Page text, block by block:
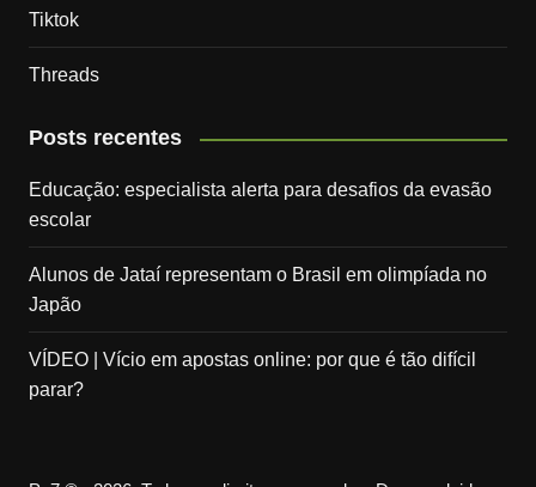
Tiktok
Threads
Posts recentes
Educação: especialista alerta para desafios da evasão
escolar
Alunos de Jataí representam o Brasil em olimpíada no
Japão
VÍDEO | Vício em apostas online: por que é tão difícil
parar?